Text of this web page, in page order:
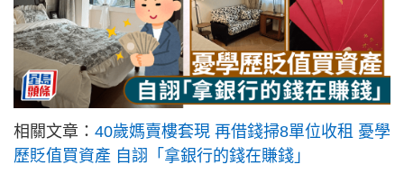
相關文章： 40歲媽賣樓套現 再借錢掃8單位收租 憂學
歷貶值買資產 自詡「拿銀行的錢在賺錢」